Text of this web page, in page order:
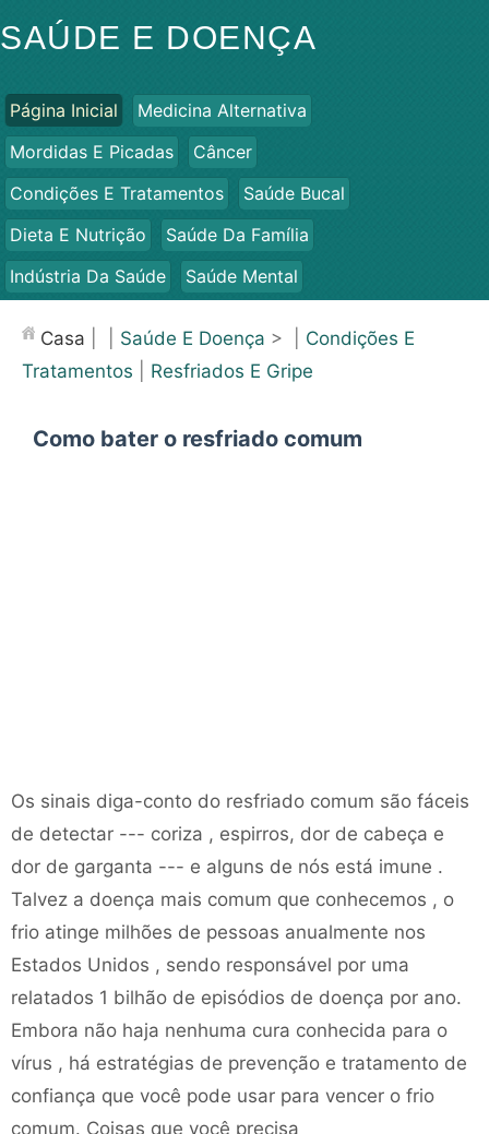
SAÚDE E DOENÇA
Página Inicial
Medicina Alternativa
Mordidas E Picadas
Câncer
Condições E Tratamentos
Saúde Bucal
Dieta E Nutrição
Saúde Da Família
Indústria Da Saúde
Saúde Mental
Saúde
Casa Saúde E Doença > | Condições E
Tratamentos
Resfriados E Gripe
Como bater o resfriado comum
Os sinais diga-conto do resfriado comum são fáceis
de detectar --- coriza , espirros, dor de cabeça e
dor de garganta --- e alguns de nós está imune .
Talvez a doença mais comum que conhecemos , o
frio atinge milhões de pessoas anualmente nos
Estados Unidos , sendo responsável por uma
relatados 1 bilhão de episódios de doença por ano.
Embora não haja nenhuma cura conhecida para o
vírus , há estratégias de prevenção e tratamento de
confiança que você pode usar para vencer o frio
comum. Coisas que você precisa